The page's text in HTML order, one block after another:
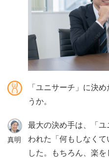
「ユニサーチ」に決
うか。
真明
最大の決め手は、「
われた「何もしなく
した。もちろん、楽